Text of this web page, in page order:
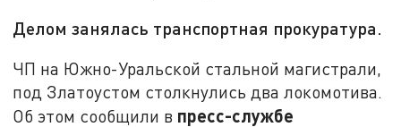
Делом занялась транспортная прокуратура.
ЧП на Южно-Уральской стальной магистрали,
под Златоустом столкнулись два локомотива.
Об этом сообщили в пресс-службе